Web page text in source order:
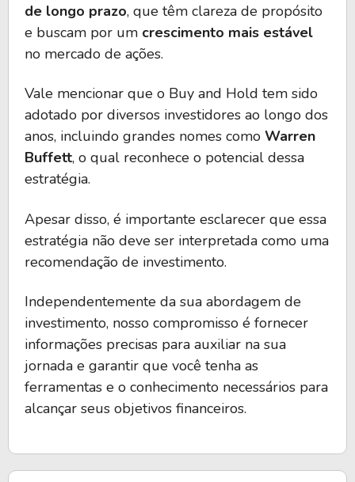
de longo prazo, que têm clareza de propósito
e buscam por um crescimento mais estável
no mercado de ações.
Vale mencionar que o Buy and Hold tem sido
adotado por diversos investidores ao longo dos
anos, incluindo grandes nomes como Warren
Buffett, o qual reconhece o potencial dessa
estratégia.
Apesar disso, é importante esclarecer que essa
estratégia não deve ser interpretada como uma
recomendação de investimento.
Independentemente da sua abordagem de
investimento, nosso compromisso é fornecer
informações precisas para auxiliar na sua
jornada e garantir que você tenha as
ferramentas e o conhecimento necessários para
alcançar seus objetivos financeiros.